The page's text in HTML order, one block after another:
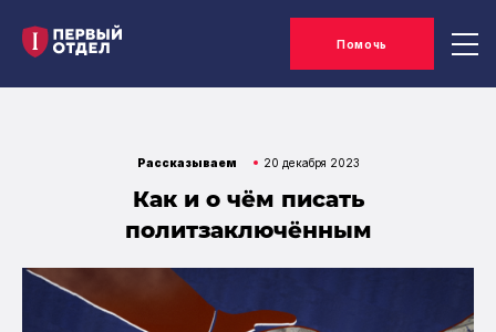
Помочь
Рассказываем 20 декабря 2023
Как и о чём писать
политзаключённым